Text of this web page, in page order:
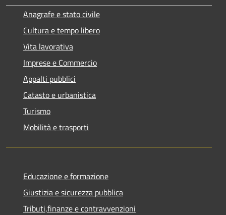
Anagrafe e stato civile
Cultura e tempo libero
Vita lavorativa
Imprese e Commercio
Appalti pubblici
Catasto e urbanistica
Turismo
Mobilità e trasporti
Educazione e formazione
Giustizia e sicurezza pubblica
Tributi,finanze e contravvenzioni